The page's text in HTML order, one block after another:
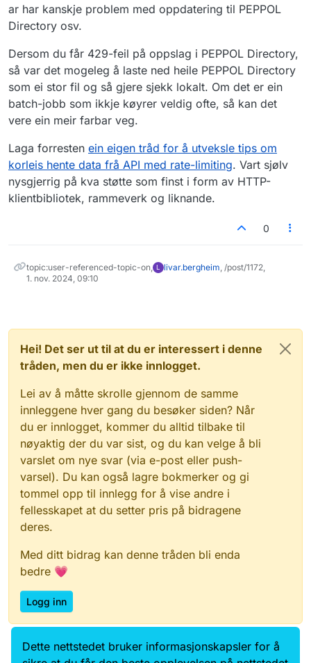
ar har kanskje problem med oppdatering til PEPPOL
Directory osv.
Dersom du får 429-feil på oppslag i PEPPOL Directory,
så var det mogeleg å laste ned heile PEPPOL Directory
som ei stor fil og så gjere sjekk lokalt. Om det er ein
batch-jobb som ikkje køyrer veldig ofte, så kan det
vere ein meir farbar veg.
Laga forresten ein eigen tråd for å utveksle tips om
korleis hente data frå API med rate-limiting. Vart sjølv
nysgjerrig på kva støtte som finst i form av HTTP-
klientbibliotek, rammeverk og liknande.
0
topic:user-referenced-topic-on, L livar.bergheim, /post/1172,
1. nov. 2024, 09:10
Hei! Det ser ut til at du er interessert i denne
tråden, men du er ikke innlogget.
Lei av å måtte skrolle gjennom de samme
innleggene hver gang du besøker siden? Når
du er innlogget, kommer du alltid tilbake til
nøyaktig der du var sist, og du kan velge å bli
varslet om nye svar (via e-post eller push-
varsel). Du kan også lagre bokmerker og gi
tommel opp til innlegg for å vise andre i
fellesskapet at du setter pris på bidragene
deres.
Med ditt bidrag kan denne tråden bli enda
bedre 💗
Logg inn
Data.norge.no Kontakt oss
Dette nettstedet bruker informasjonskapsler for å